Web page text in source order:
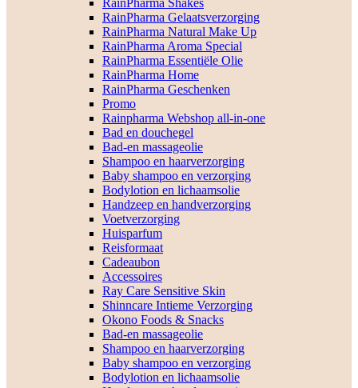
RainPharma Gelaatsverzorging
RainPharma Natural Make Up
RainPharma Aroma Special
RainPharma Essentiële Olie
RainPharma Home
RainPharma Geschenken
Promo
Rainpharma Webshop all-in-one
Bad en douchegel
Bad-en massageolie
Shampoo en haarverzorging
Baby shampoo en verzorging
Bodylotion en lichaamsolie
Handzeep en handverzorging
Voetverzorging
Huisparfum
Reisformaat
Cadeaubon
Accessoires
Ray Care Sensitive Skin
Shinncare Intieme Verzorging
Okono Foods & Snacks
Bad-en massageolie
Shampoo en haarverzorging
Baby shampoo en verzorging
Bodylotion en lichaamsolie